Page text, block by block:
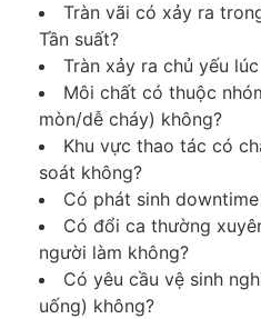
Tràn vãi có xảy ra
Tần suất?
Tràn xảy ra chủ yếu
Môi chất có thuộc
mòn/dễ cháy) không?
Khu vực thao tác có
soát không?
Có phát sinh
Có đổi ca thường
người làm không?
Có yêu cầu vệ sinh
uống) không?